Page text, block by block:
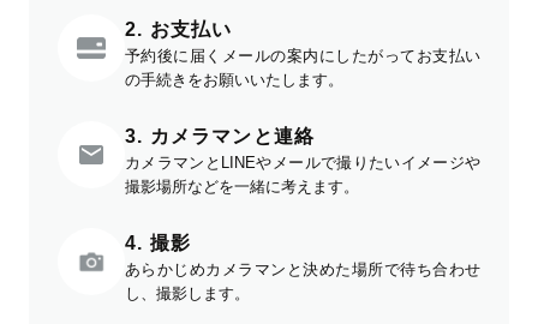
2. お支払い
予約後に届くメールの案内にしたがってお支払い
の手続きをお願いいたします。
3. カメラマンと連絡
カメラマンとLINEやメールで撮りたいイメージや
撮影場所などを一緒に考えます。
4. 撮影
あらかじめカメラマンと決めた場所で待ち合わせ
し、撮影します。